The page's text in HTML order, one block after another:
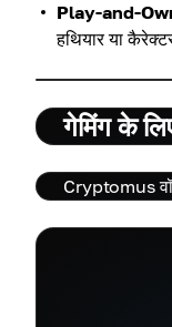
Play-and-
हथियार या
गेमिंग के
Cryptomus